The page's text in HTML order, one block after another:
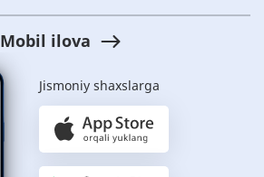
Mobil ilova
Jismoniy shaxslarga